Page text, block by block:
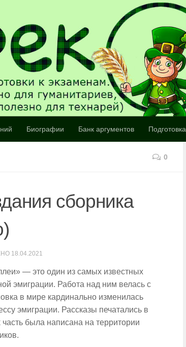
Биографии Банк аргументов Подготовка
0
сборника
18.04.2021
— это один из самых известных
эмиграции. Работа над ним велась с
в мире кардинально изменилась
эмиграции. Рассказы печатались в
была написана на территории